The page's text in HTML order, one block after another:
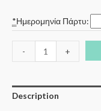
*Ημερομηνία Πάρτυ:
- +
Description